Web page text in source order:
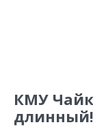
КМУ
длинный!